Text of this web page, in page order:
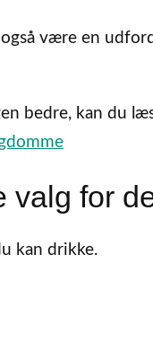
være en
bedre, kan du
valg for
kan drikke.